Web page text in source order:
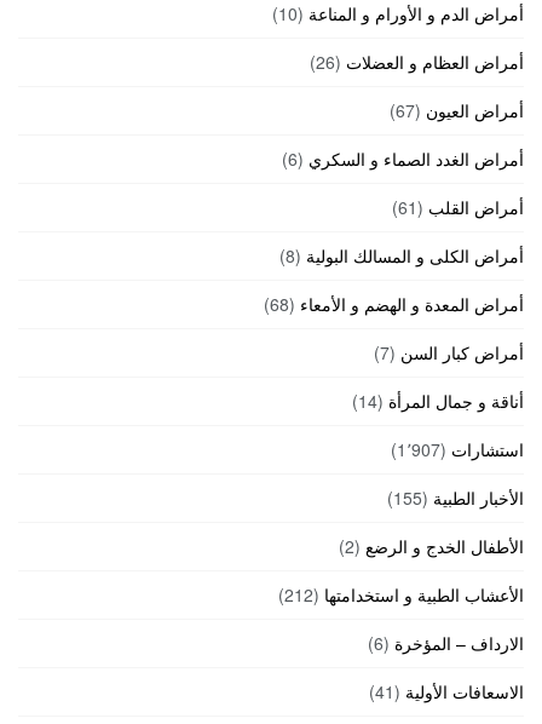
أمراض الدم و الأورام و المناعة (10)
أمراض العظام و العضلات (26)
أمراض العيون (67)
أمراض الغدد الصماء و السكري (6)
أمراض القلب (61)
أمراض الكلى و المسالك البولية (8)
أمراض المعدة و الهضم و الأمعاء (68)
أمراض كبار السن (7)
أناقة و جمال المرأة (14)
استشارات (1٬907)
الأخبار الطبية (155)
الأطفال الخدج و الرضع (2)
الأعشاب الطبية و استخدامتها (212)
الارداف – المؤخرة (6)
الاسعافات الأولية (41)